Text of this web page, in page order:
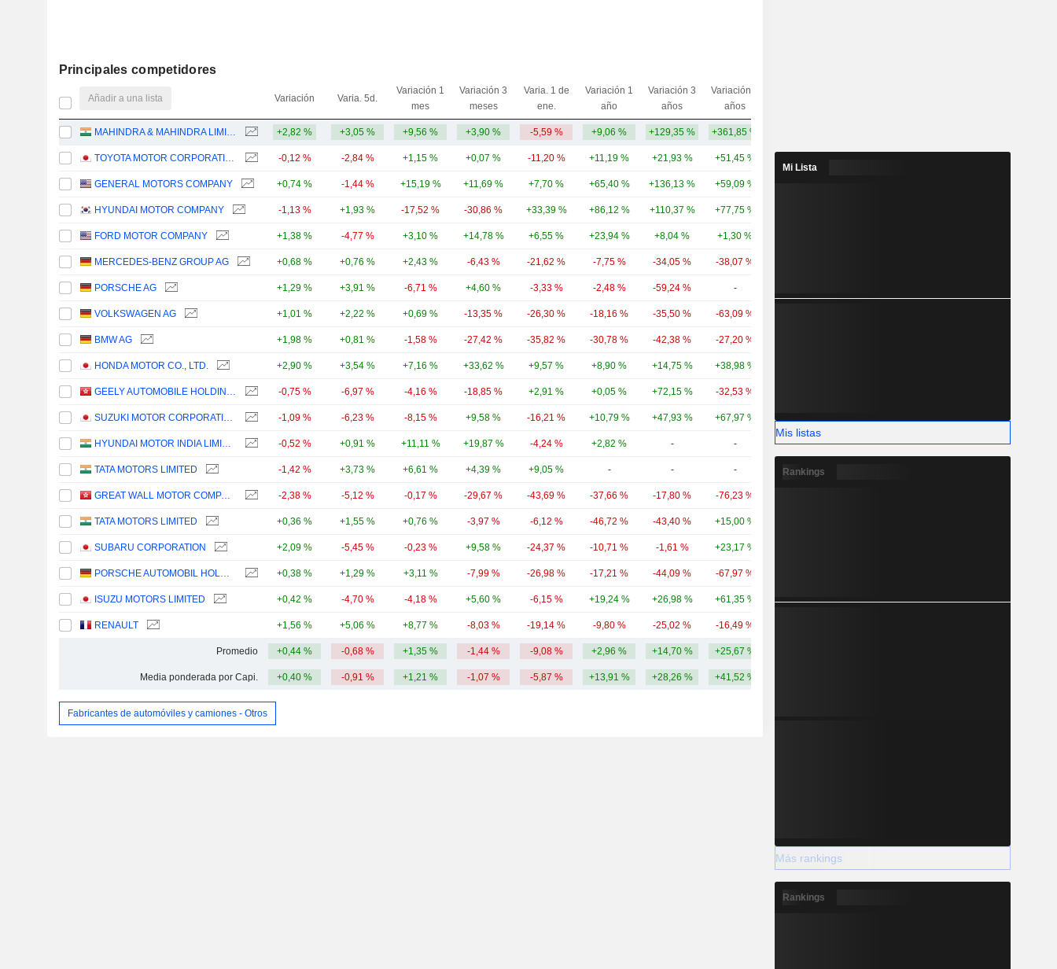
Principales competidores
Añadir a una lista Variación Varia. 5d.
Variación 1
mes
Variación 3
meses
Varia. 1 de
ene.
Variación 1
año
Variación 3
años
Variación 5
años
MAHINDRA & MAHINDRA LIMITED +2,82 % +3,05 % +9,56 % +3,90 % -5,59 % +9,06 % +129,35 % +361,85 %
TOYOTA MOTOR CORPORATION -0,12 % -2,84 % +1,15 % +0,07 % -11,20 % +11,19 % +21,93 % +51,45 %
GENERAL MOTORS COMPANY +0,74 % -1,44 % +15,19 % +11,69 % +7,70 % +65,40 % +136,13 % +59,09 %
HYUNDAI MOTOR COMPANY -1,13 % +1,93 % -17,52 % -30,86 % +33,39 % +86,12 % +110,37 % +77,75 %
FORD MOTOR COMPANY +1,38 % -4,77 % +3,10 % +14,78 % +6,55 % +23,94 % +8,04 % +1,30 %
MERCEDES-BENZ GROUP AG +0,68 % +0,76 % +2,43 % -6,43 % -21,62 % -7,75 % -34,05 % -38,07 %
PORSCHE AG +1,29 % +3,91 % -6,71 % +4,60 % -3,33 % -2,48 % -59,24 % -
VOLKSWAGEN AG +1,01 % +2,22 % +0,69 % -13,35 % -26,30 % -18,16 % -35,50 % -63,09 %
BMW AG +1,98 % +0,81 % -1,58 % -27,42 % -35,82 % -30,78 % -42,38 % -27,20 %
HONDA MOTOR CO., LTD. +2,90 % +3,54 % +7,16 % +33,62 % +9,57 % +8,90 % +14,75 % +38,98 %
GEELY AUTOMOBILE HOLDINGS LIMITED -0,75 % -6,97 % -4,16 % -18,85 % +2,91 % +0,05 % +72,15 % -32,53 %
SUZUKI MOTOR CORPORATION -1,09 % -6,23 % -8,15 % +9,58 % -16,21 % +10,79 % +47,93 % +67,97 % +135,66 %
HYUNDAI MOTOR INDIA LIMITED -0,52 % +0,91 % +11,11 % +19,87 % -4,24 % +2,82 % - - - 18,79 mil M
TATA MOTORS LIMITED -1,42 % +3,73 % +6,61 % +4,39 % +9,05 % - - - -
GREAT WALL MOTOR COMPANY LIMITED -2,38 % -5,12 % -0,17 % -29,67 % -43,69 % -37,66 % -17,80 % -76,23 %
TATA MOTORS LIMITED +0,36 % +1,55 % +0,76 % -3,97 % -6,12 % -46,72 % -43,40 % +15,00 %
SUBARU CORPORATION +2,09 % -5,45 % -0,23 % +9,58 % -24,37 % -10,71 % -1,61 % +23,17 %
PORSCHE AUTOMOBIL HOLDING SE +0,38 % +1,29 % +3,11 % -7,99 % -26,98 % -17,21 % -44,09 % -67,97 %
ISUZU MOTORS LIMITED +0,42 % -4,70 % -4,18 % +5,60 % -6,15 % +19,24 % +26,98 % +61,35 % +88,98 % 9977,22 M
RENAULT +1,56 % +5,06 % +8,77 % -8,03 % -19,14 % -9,80 % -25,02 % -16,49 %
Promedio +0,44 % -0,68 % +1,35 % -1,44 % -9,08 % +2,96 % +14,70 % +25,67 %
Media ponderada por Capi. +0,40 % -0,91 % +1,21 % -1,07 % -5,87 % +13,91 % +28,26 % +41,52 %
Fabricantes de automóviles y camiones - Otros
Mi Lista
Mis listas
Rankings
Más rankings
Rankings